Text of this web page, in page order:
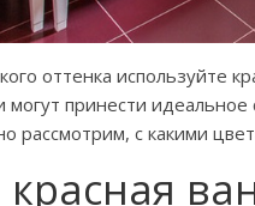
оттенка используйте
могут принести
рассмотрим, с какими